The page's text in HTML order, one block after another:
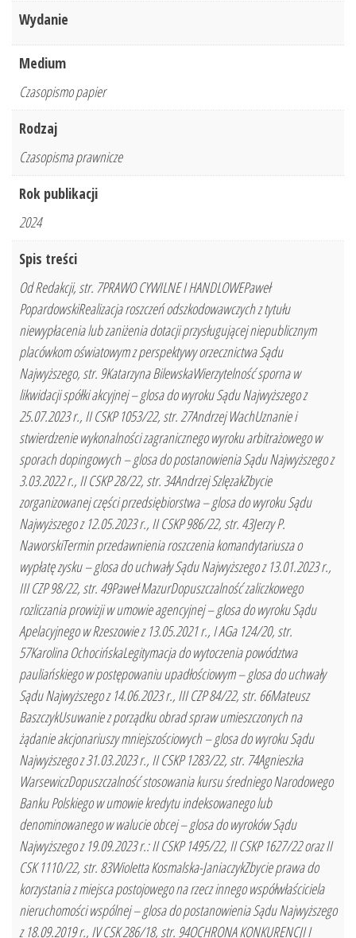
Wydanie
Medium
Czasopismo papier
Rodzaj
Czasopisma prawnicze
Rok publikacji
2024
Spis treści
Od Redakcji, str. 7PRAWO CYWILNE I HANDLOWEPaweł
PopardowskiRealizacja roszczeń odszkodowawczych z tytułu
niewypłacenia lub zaniżenia dotacji przysługującej niepublicznym
placówkom oświatowym z perspektywy orzecznictwa Sądu
Najwyższego, str. 9Katarzyna BilewskaWierzytelność sporna w
likwidacji spółki akcyjnej – glosa do wyroku Sądu Najwyższego z
25.07.2023 r., II CSKP 1053/22, str. 27Andrzej WachUznanie i
stwierdzenie wykonalności zagranicznego wyroku arbitrażowego w
sporach dopingowych – glosa do postanowienia Sądu Najwyższego z
3.03.2022 r., II CSKP 28/22, str. 34Andrzej SzlęzakZbycie
zorganizowanej części przedsiębiorstwa – glosa do wyroku Sądu
Najwyższego z 12.05.2023 r., II CSKP 986/22, str. 43Jerzy P.
NaworskiTermin przedawnienia roszczenia komandytariusza o
wypłatę zysku – glosa do uchwały Sądu Najwyższego z 13.01.2023 r.,
III CZP 98/22, str. 49Paweł MazurDopuszczalność zaliczkowego
rozliczania prowizji w umowie agencyjnej – glosa do wyroku Sądu
Apelacyjnego w Rzeszowie z 13.05.2021 r., I AGa 124/20, str.
57Karolina OchocińskaLegitymacja do wytoczenia powództwa
pauliańskiego w postępowaniu upadłościowym – glosa do uchwały
Sądu Najwyższego z 14.06.2023 r., III CZP 84/22, str. 66Mateusz
BaszczykUsuwanie z porządku obrad spraw umieszczonych na
żądanie akcjonariuszy mniejszościowych – glosa do wyroku Sądu
Najwyższego z 31.03.2023 r., II CSKP 1283/22, str. 74Agnieszka
WarsewiczDopuszczalność stosowania kursu średniego Narodowego
Banku Polskiego w umowie kredytu indeksowanego lub
denominowanego w walucie obcej – glosa do wyroków Sądu
Najwyższego z 19.09.2023 r.: II CSKP 1495/22, II CSKP 1627/22 oraz II
CSK 1110/22, str. 83Wioletta Kosmalska-JaniaczykZbycie prawa do
korzystania z miejsca postojowego na rzecz innego współwłaściciela
nieruchomości wspólnej – glosa do postanowienia Sądu Najwyższego
z 18.09.2019 r., IV CSK 286/18, str. 94OCHRONA KONKURENCJI I